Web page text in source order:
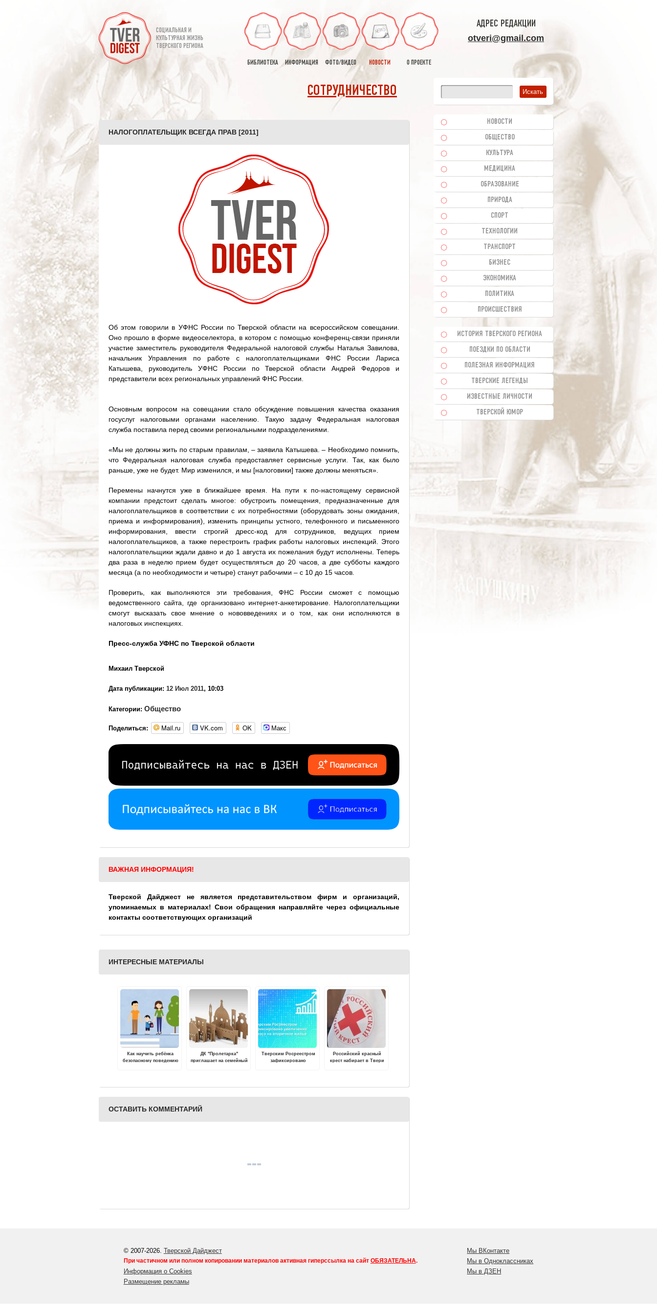
СОЦИАЛЬНАЯ И
КУЛЬТУРНАЯ ЖИЗНЬ
ТВЕРСКОГО РЕГИОНА
БИБЛИОТЕКА ИНФОРМАЦИЯ ФОТО/ВИДЕО НОВОСТИ О ПРОЕКТЕ
АДРЕС РЕДАКЦИИ
otveri@gmail.com
СОТРУДНИЧЕСТВО
НАЛОГОПЛАТЕЛЬЩИК ВСЕГДА ПРАВ [2011]
Об этом говорили в УФНС России по Тверской области на всероссийском совещании.
Оно прошло в форме видеоселектора, в котором с помощью конференц-связи приняли
участие заместитель руководителя Федеральной налоговой службы Наталья Завилова,
начальник Управления по работе с налогоплательщиками ФНС России Лариса
Катышева, руководитель УФНС России по Тверской области Андрей Федоров и
представители всех региональных управлений ФНС России.
Основным вопросом на совещании стало обсуждение повышения качества оказания
госуслуг налоговыми органами населению. Такую задачу Федеральная налоговая
служба поставила перед своими региональными подразделениями.
«Мы не должны жить по старым правилам, – заявила Катышева. – Необходимо помнить,
что Федеральная налоговая служба предоставляет сервисные услуги. Так, как было
раньше, уже не будет. Мир изменился, и мы [налоговики] также должны меняться».
Перемены начнутся уже в ближайшее время. На пути к по-настоящему сервисной
компании предстоит сделать многое: обустроить помещения, предназначенные для
налогоплательщиков в соответствии с их потребностями (оборудовать зоны ожидания,
приема и информирования), изменить принципы устного, телефонного и письменного
информирования, ввести строгий дресс-код для сотрудников, ведущих прием
налогоплательщиков, а также перестроить график работы налоговых инспекций. Этого
налогоплательщики ждали давно и до 1 августа их пожелания будут исполнены. Теперь
два раза в неделю прием будет осуществляться до 20 часов, а две субботы каждого
месяца (а по необходимости и четыре) станут рабочими – с 10 до 15 часов.
Проверить, как выполняются эти требования, ФНС России сможет с помощью
ведомственного сайта, где организовано интернет-анкетирование. Налогоплательщики
смогут высказать свое мнение о нововведениях и о том, как они исполняются в
налоговых инспекциях.
Пресс-служба УФНС по Тверской области
Михаил Тверской
Дата публикации: 12 Июл 2011, 10:03
Категории: Общество
Поделиться: Mail.ru VK.com OK Макс
ВАЖНАЯ ИНФОРМАЦИЯ!
Тверской Дайджест не является представительством фирм и организаций,
упоминаемых в материалах! Свои обращения направляйте через официальные
контакты соответствующих организаций
ИНТЕРЕСНЫЕ МАТЕРИАЛЫ
Как научить ребёнка
безопасному поведению
ДК "Пролетарка"
приглашает на семейный
Тверским Росреестром
зафиксировано
Российский красный
крест набирает в Твери
помощь"
ОСТАВИТЬ КОММЕНТАРИЙ
НОВОСТИ
ОБЩЕСТВО
КУЛЬТУРА
МЕДИЦИНА
ОБРАЗОВАНИЕ
ПРИРОДА
СПОРТ
ТЕХНОЛОГИИ
ТРАНСПОРТ
БИЗНЕС
ЭКОНОМИКА
ПОЛИТИКА
ПРОИСШЕСТВИЯ
ИСТОРИЯ ТВЕРСКОГО РЕГИОНА
ПОЕЗДКИ ПО ОБЛАСТИ
ПОЛЕЗНАЯ ИНФОРМАЦИЯ
ТВЕРСКИЕ ЛЕГЕНДЫ
ИЗВЕСТНЫЕ ЛИЧНОСТИ
ТВЕРСКОЙ ЮМОР
© 2007-2026. Тверской Дайджест
При частичном или полном копировании материалов активная гиперссылка на сайт ОБЯЗАТЕЛЬНА.
Информация о Cookies
Размещение рекламы
Мы ВКонтакте
Мы в Одноклассниках
Мы в ДЗЕН